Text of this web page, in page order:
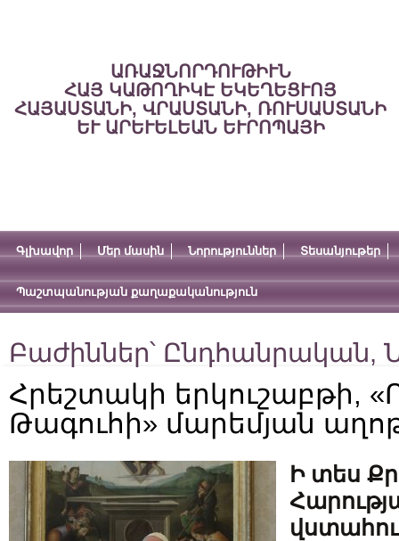
ԱՌԱՋՆՈՐԴՈՒԹԻՒՆ
ՀԱՅ ԿԱԹՈՂԻԿԷ ԵԿԵՂԵՑՒՈՅ
ՀԱՅԱՍՏԱՆԻ, ՎՐԱՍՏԱՆԻ, ՌՈՒՍԱՍՏԱՆԻ
ԵՒ ԱՐԵՒԵԼԵԱՆ ԵՒՐՈՊԱՅԻ
Գլխավոր Մեր մասին Նորություններ Տեսանյութեր
Պաշտպանության քաղաքականություն
Բաժիններ՝ Ընդհանրական,
Հրեշտակի երկուշաբթի,
Թագուհի» մարեմյան
Ի տես